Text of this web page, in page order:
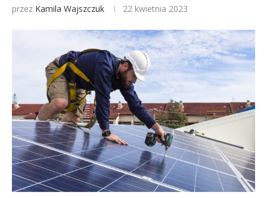
przez Kamila Wajszczuk 22 kwietnia 2023